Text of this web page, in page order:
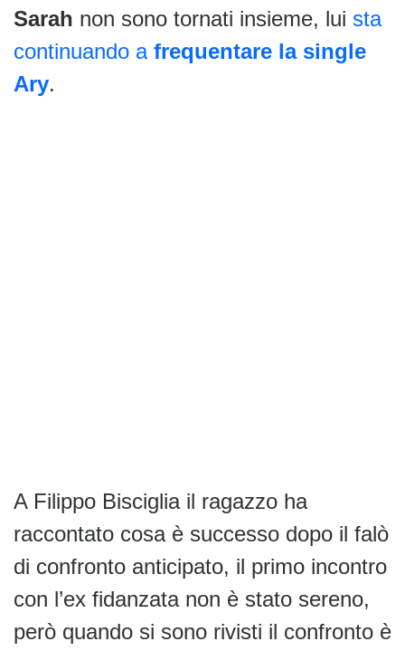
Sarah non sono tornati insieme, lui sta
continuando a frequentare la single
Ary.
A Filippo Bisciglia il ragazzo ha
raccontato cosa è successo dopo il falò
di confronto anticipato, il primo incontro
con l’ex fidanzata non è stato sereno,
però quando si sono rivisti il confronto è